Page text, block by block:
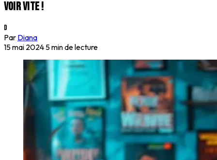
voir vite !
D
Par Diana
15 mai 2024 5 min de lecture